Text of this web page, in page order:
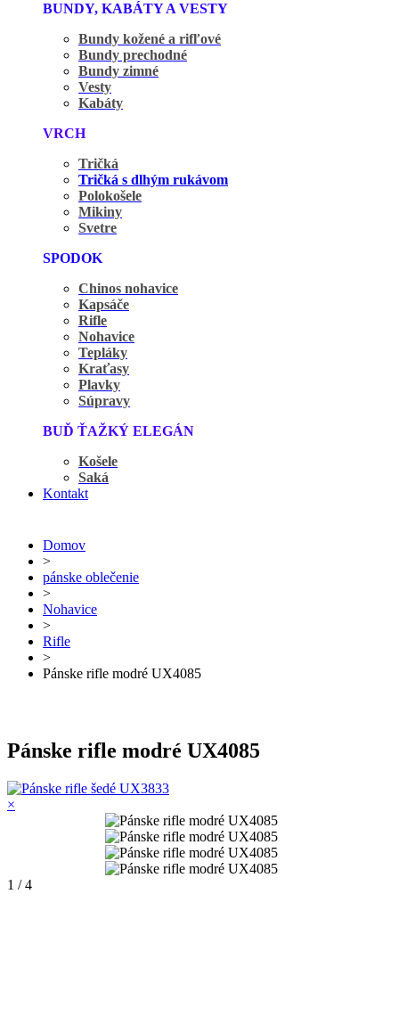
BUNDY, KABÁTY A VESTY
Bundy kožené a rifľové
Bundy prechodné
Bundy zimné
Vesty
Kabáty
VRCH
Tričká
Tričká s dlhým rukávom
Polokošele
Mikiny
Svetre
SPODOK
Chinos nohavice
Kapsáče
Rifle
Nohavice
Tepláky
Kraťasy
Plavky
Súpravy
BUĎ ŤAŽKÝ ELEGÁN
Košele
Saká
Kontakt
Domov
>
pánske oblečenie
>
Nohavice
>
Rifle
>
Pánske rifle modré UX4085
Pánske rifle modré UX4085
×
1 / 4